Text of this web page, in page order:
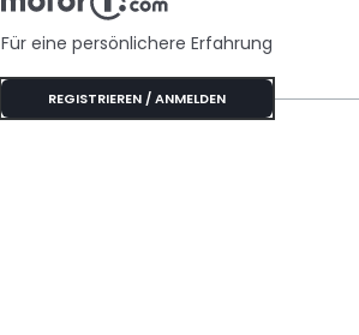
Specials
Für eine persönlichere Erfahrung
REGISTRIEREN / ANMELDEN